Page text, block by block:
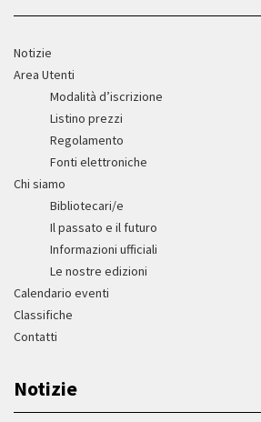
Notizie
Area Utenti
Modalità d’iscrizione
Listino prezzi
Regolamento
Fonti elettroniche
Chi siamo
Bibliotecari/e
Il passato e il futuro
Informazioni ufficiali
Le nostre edizioni
Calendario eventi
Classifiche
Contatti
Notizie